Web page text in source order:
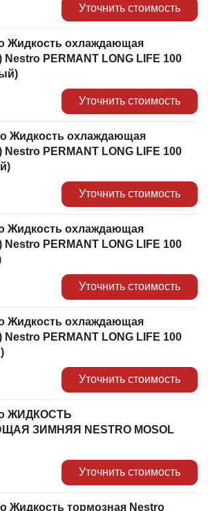
Уточнить стоимость
Жидкость охлаждающая
PERMANT LONG LIFE 100
Уточнить стоимость
Жидкость охлаждающая
PERMANT LONG LIFE 100
Уточнить стоимость
Жидкость охлаждающая
PERMANT LONG LIFE 100
Уточнить стоимость
Жидкость охлаждающая
PERMANT LONG LIFE 100
Уточнить стоимость
ЖИДКОСТЬ
ЗИМНЯЯ NESTRO MOSOL
Уточнить стоимость
Жидкость тормозная Nestro